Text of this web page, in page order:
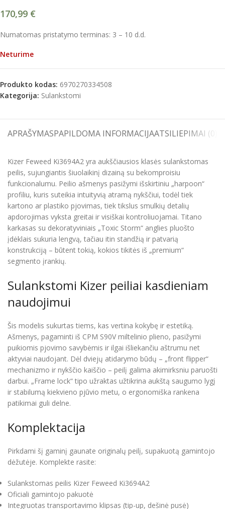
170,99 €
Numatomas pristatymo terminas: 3 – 10 d.d.
Neturime
Produkto kodas: 6970270334508
Kategorija: Sulankstomi
APRAŠYMASPAPILDOMA INFORMACIJAATSILIEPIMAI (0)
Kizer Feweed Ki3694A2 yra aukščiausios klasės sulankstomas
peilis, sujungiantis šiuolaikinį dizainą su bekomproisiu
funkcionalumu. Peilio ašmenys pasižymi išskirtiniu „harpoon“
profiliu, kuris suteikia intuityvią atramą nykščiui, todėl tiek
kartono ar plastiko pjovimas, tiek tikslus smulkių detalių
apdorojimas vyksta greitai ir visiškai kontroliuojamai. Titano
karkasas su dekoratyviniais „Toxic Storm“ anglies pluošto
įdėklais sukuria lengvą, tačiau itin standžią ir patvarią
konstrukciją – būtent tokią, kokios tikitės iš „premium“
segmento įrankių.
Sulankstomi Kizer peiliai kasdieniam
naudojimui
Šis modelis sukurtas tiems, kas vertina kokybę ir estetiką.
Ašmenys, pagaminti iš CPM S90V miltelinio plieno, pasižymi
puikiomis pjovimo savybėmis ir ilgai išliekančiu aštrumu net
aktyviai naudojant. Dėl dviejų atidarymo būdų – „front flipper“
mechanizmo ir nykščio kaiščio – peilį galima akimirksniu paruošti
darbui. „Frame lock“ tipo užraktas užtikrina aukštą saugumo lygį
ir stabilumą kiekvieno pjūvio metu, o ergonomiška rankena
patikimai guli delne.
Komplektacija
Pirkdami šį gaminį gaunate originalų peilį, supakuotą gamintojo
dėžutėje. Komplekte rasite:
Sulankstomas peilis Kizer Feweed Ki3694A2
Oficiali gamintojo pakuotė
Integruotas transportavimo klipsas (tip-up, dešinė pusė)